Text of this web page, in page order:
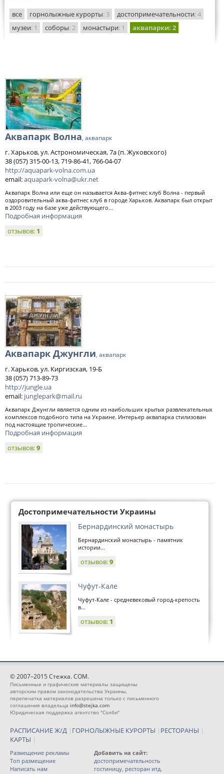
все горнолыжные курорты: 3 достопримечательности: 4
музеи: 1 соборы: 2 монастыри: 1 аквапарки: 2
Аквапарк Волна, аквапарк
г. Харьков, ул. Астрономическая, 7а (п. Жуковского)
38 (057) 315-00-13, 719-86-41, 766-04-07
http://aquapark-volna.com.ua
email:aquapark-volna@ukr.net
Аквапарк Волна или еще он называется Аква-фитнес клуб Волна - первый
оздоровительный аква-фитнес клуб в городе Харьков. Аквапарк был открыт
в 2003 году на базе уже действующего...
Подробная информация
отзывов: 1
Аквапарк Джунгли, аквапарк
г. Харьков, ул. Киргизская, 19-Б
38 (057) 713-89-73
http://jungle.ua
email: junglepark@mail.ru
Аквапарк Джунгли является одним из наибольших крытых развлекательных
комплексов подобного типа на Украине. Интерьер аквапарка стилизован
под настоящие тропические...
Подробная информация
отзывов:9
Достопримечательности Украины
Бернардинский монастырь
Бернардинский монастырь - памятник
истории...
отзывов:9
Чуфут-Кале
Чуфут-Кале - средневековый город-крепость
в...
отзывов: 1
© 2007–2015 Стежка. COM.
Письменные и графические материалы защищены
авторским правом законодательства Украины,
перепечатка материалов разрешена только с письменного
соглашения владельца info@stejka.com
Юридическая поддержка агентство "Солби"
РАСПИСАНИЕ Ж/Д | ГОРНОЛЫЖНЫЕ КУРОРТЫ | РЕСТОРАНЫ |
КАРТЫ |
Размещение рекламы
Топ размещение
Написать нам
Добавить на сайт:
достопримечательность
гостиницу, ресторан итд.